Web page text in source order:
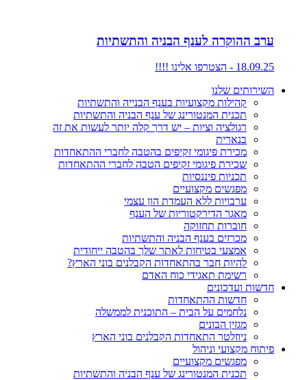
ערב ההוקרה לענף הבניה והתשתיות
18.09.25 - הצטרפו אלינו !!!!
השירותים שלנו
קהילות מקצועיות בענף הבנייה והתשתיות
תכנית המנטורינג של ענף הבניה והתשתיות
רגולציה וציות – יש דרך קלה יותר לעשות את זה
בנארית
מכירת פיגומי זקיפים בהטבה לחברי ההתאחדות
שכירת פיגומי זקיפים הטבה לחברי ההתאחדות
תכניות פיננסיות
מפגשים מקצועיים
ערבויות ללא העמדת הון עצמי
מאגר הדירקטוריות של הענף
חוברות תחזוקה
מכרזים בענף הבניה והתשתיות
אמצעי בטיחות לאתר שלך בהטבה ייחודית
להיות חבר בהתאחדות הקבלנים בוני הארץ?
רשימת תאגידי כוח האדם
חדשות ועדכונים
חדשות ההתאחדות
נלחמים על הבית – התוכנית לממשלה
מגזין הבונים
ניוזלטר התאחדות הקבלנים בוני הארץ
פיתוח מקצועי וניהול
מפגשים מקצועיים
תכנית המנטורינג של ענף הבניה והתשתיות